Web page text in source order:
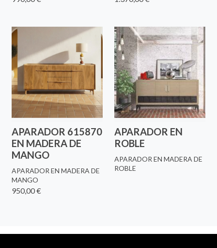
APARADOR 615870
EN MADERA DE
MANGO
APARADOR EN MADERA DE
MANGO
950,00 €
APARADOR EN
ROBLE
APARADOR EN MADERA DE
ROBLE